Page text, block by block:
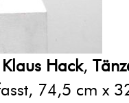
Klaus Hack,
74,5 cm x